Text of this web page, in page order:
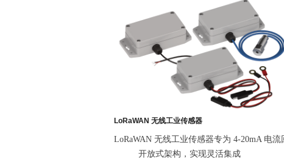
LoRaWAN 无线工业传感器
LoRaWAN 无线工业传感器专为 4-20mA 电
开放式架构，实现灵活集成